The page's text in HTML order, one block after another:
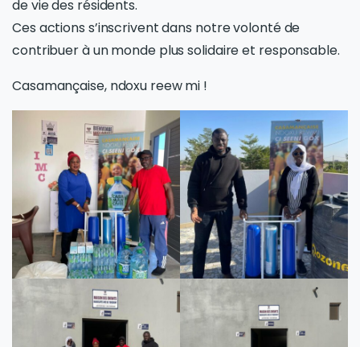
de vie des résidents.
Ces actions s’inscrivent dans notre volonté de
contribuer à un monde plus solidaire et responsable.
Casamançaise, ndoxu reew mi !